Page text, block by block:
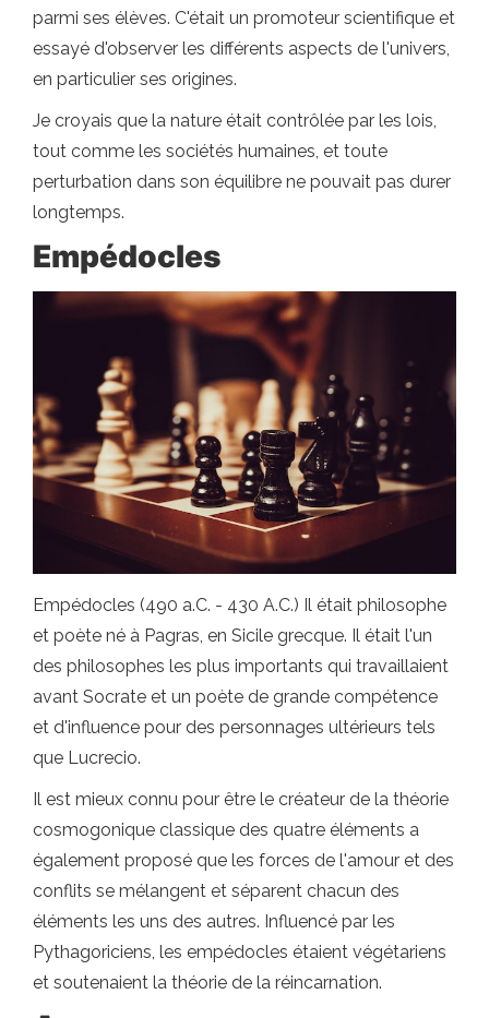
parmi ses élèves. C'était un promoteur scientifique et
essayé d'observer les différents aspects de l'univers,
en particulier ses origines.
Je croyais que la nature était contrôlée par les lois,
tout comme les sociétés humaines, et toute
perturbation dans son équilibre ne pouvait pas durer
longtemps.
Empédocles
Empédocles (490 a.C. - 430 A.C.) Il était philosophe
et poète né à Pagras, en Sicile grecque. Il était l'un
des philosophes les plus importants qui travaillaient
avant Socrate et un poète de grande compétence
et d'influence pour des personnages ultérieurs tels
que Lucrecio.
Il est mieux connu pour être le créateur de la théorie
cosmogonique classique des quatre éléments a
également proposé que les forces de l'amour et des
conflits se mélangent et séparent chacun des
éléments les uns des autres. Influencé par les
Pythagoriciens, les empédocles étaient végétariens
et soutenaient la théorie de la réincarnation.